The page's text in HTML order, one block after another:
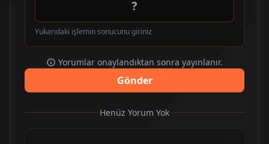
Yukarıdaki işlemin sonucunu giriniz
Yorumlar onaylandıktan sonra yayınlanır.
Gönder
Henüz Yorum Yok